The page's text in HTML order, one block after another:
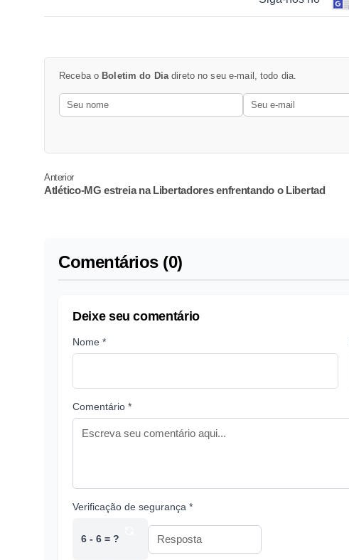
Receba o Boletim do Diadireto no seu e-mail, todo dia.
Anterior
Atlético-MG estreia na Libertadores enfrentando o Libertad
Comentários (0)
Deixe seu comentário
Nome *
Comentário *
Verificação de segurança *
6 - 6 = ?